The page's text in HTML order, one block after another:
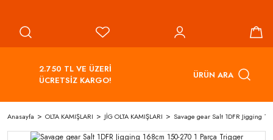
2.750 TL VE ÜZERİ
ÜCRETSİZ KARGO!
ÜRÜN ARA
Anasayfa OLTA KAMIŞLARI JİG OLTA KAMIŞLARI Savage gear Salt 1DFR Jigging